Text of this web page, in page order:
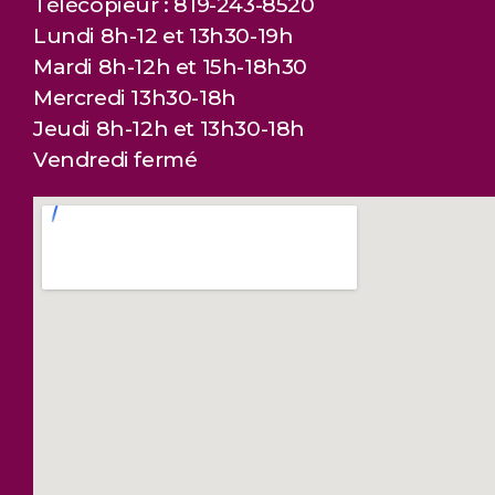
Lundi 8h-12 et 13h30-19h
Mardi 8h-12h et 15h-18h30
Mercredi 13h30-18h
Jeudi 8h-12h et 13h30-18h
Vendredi fermé